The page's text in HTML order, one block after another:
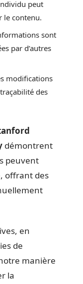
peut
le contenu.
sont
par d’autres
modifications
des
démontrent
peuvent
offrant des
en
de
manière
la